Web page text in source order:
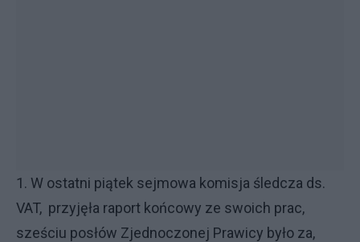
1. W ostatni piątek sejmowa komisja śledcza ds.
VAT, przyjęła raport końcowy ze swoich prac,
sześciu posłów Zjednoczonej Prawicy było za,